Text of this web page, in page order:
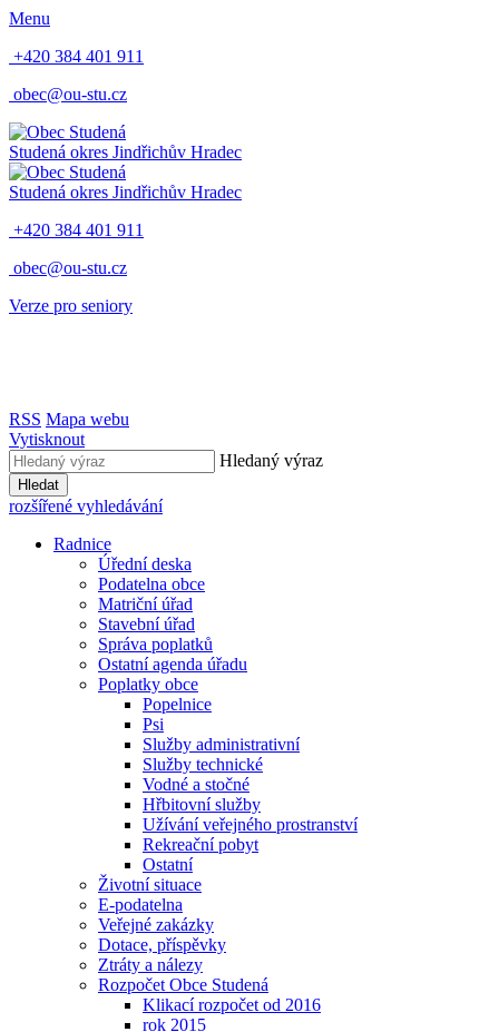
Menu
+420 384 401 911
obec@ou-stu.cz
Studená okres Jindřichův Hradec
Studená okres Jindřichův Hradec
+420 384 401 911
obec@ou-stu.cz
Verze pro seniory
RSS Mapa webu
Vytisknout
Hledaný výraz
Hledat
rozšířené vyhledávání
Radnice
Úřední deska
Podatelna obce
Matriční úřad
Stavební úřad
Správa poplatků
Ostatní agenda úřadu
Poplatky obce
Popelnice
Psi
Služby administrativní
Služby technické
Vodné a stočné
Hřbitovní služby
Užívání veřejného prostranství
Rekreační pobyt
Ostatní
Životní situace
E-podatelna
Veřejné zakázky
Dotace, příspěvky
Ztráty a nálezy
Rozpočet Obce Studená
Klikací rozpočet od 2016
rok 2015